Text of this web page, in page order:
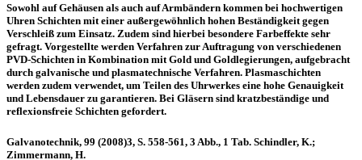
Sowohl auf Gehäusen als auch auf Armbändern kommen bei hochwertigen
Uhren Schichten mit einer außergewöhnlich hohen Beständigkeit gegen
Verschleiß zum Einsatz. Zudem sind hierbei besondere Farbeffekte sehr
gefragt. Vorgestellte werden Verfahren zur Auftragung von verschiedenen
PVD-Schichten in Kombination mit Gold und Goldlegierungen, aufgebracht
durch galvanische und plasmatechnische Verfahren. Plasmaschichten
werden zudem verwendet, um Teilen des Uhrwerkes eine hohe Genauigkeit
und Lebensdauer zu garantieren. Bei Gläsern sind kratzbeständige und
reflexionsfreie Schichten gefordert.
Galvanotechnik, 99 (2008)3, S. 558-561, 3 Abb., 1 Tab. Schindler, K.;
Zimmermann, H.